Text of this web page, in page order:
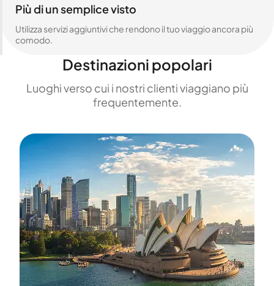
Più di un semplice visto
Utilizza servizi aggiuntivi che rendono il tuo viaggio ancora più
comodo.
Destinazioni popolari
Luoghi verso cui i nostri clienti viaggiano più
frequentemente.